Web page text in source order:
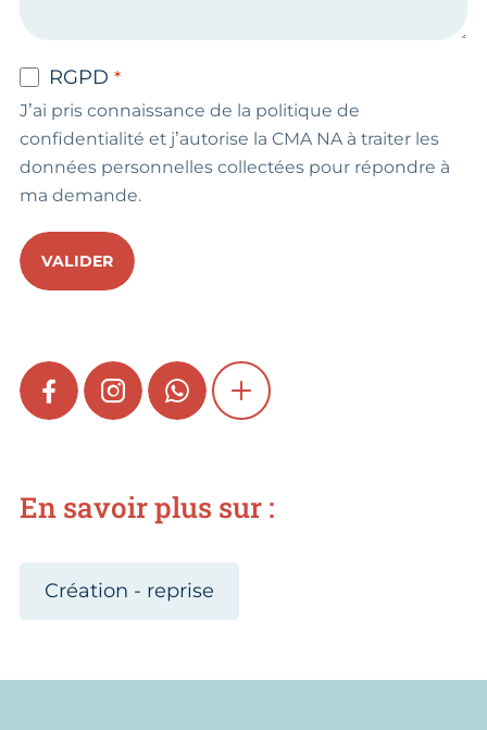
RGPD
J’ai pris connaissance de la politique de
confidentialité et j’autorise la CMA NA à traiter les
données personnelles collectées pour répondre à
ma demande.
VALIDER
FACEBOOKINSTAGRAMWHATSAPPSHOW MORE
En savoir plus sur :
Création - reprise